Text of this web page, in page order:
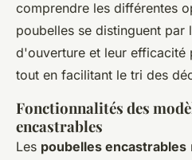
comprendre les différentes
poubelles se distinguent par
d'ouverture et leur efficacité
tout en facilitant le tri des
Fonctionnalités des
encastrables
Les poubelles encastrables